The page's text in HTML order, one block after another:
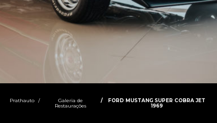
Prathauto
Galeria de
Restaurações
FORD MUSTANG SUPER COBRA JET
1969